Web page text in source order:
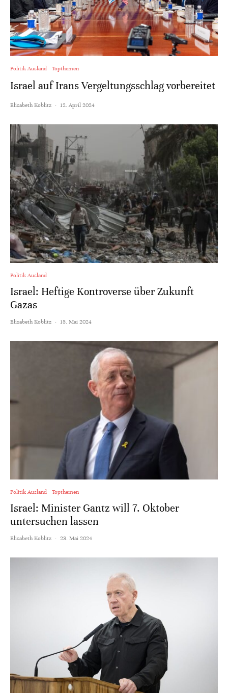
Politik Ausland Topthemen
Israel auf Irans Vergeltungsschlag vorbereitet
Elisabeth Koblitz · 12. April 2024
Politik Ausland
Israel: Heftige Kontroverse über Zukunft
Gazas
Elisabeth Koblitz · 15. Mai 2024
Politik Ausland Topthemen
Israel: Minister Gantz will 7. Oktober
untersuchen lassen
Elisabeth Koblitz · 23. Mai 2024